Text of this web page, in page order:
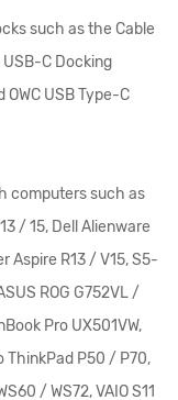
such as the Cable
C Docking
USB Type-C
computers such as
/ 15, Dell Alienware
Aspire R13 / V15, S5-
ROG G752VL /
Pro UX501VW,
ThinkPad P50 / P70,
/ WS72, VAIO S11